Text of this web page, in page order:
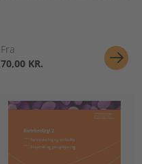
Fra
70,00 KR.